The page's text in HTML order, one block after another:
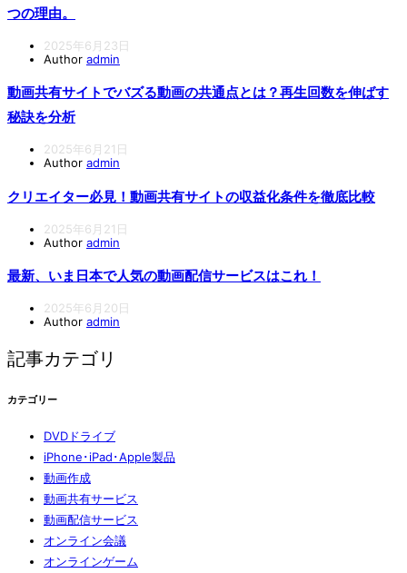
つの理由。
2025年6月23日
Author admin
動画共有サイトでバズる動画の共通点とは？再生回数を伸ばす
秘訣を分析
2025年6月21日
Author admin
クリエイター必見！動画共有サイトの収益化条件を徹底比較
2025年6月21日
Author admin
最新、いま日本で人気の動画配信サービスはこれ！
2025年6月20日
Author admin
記事カテゴリ
カテゴリー
DVDドライブ
iPhone･iPad･Apple製品
動画作成
動画共有サービス
動画配信サービス
オンライン会議
オンラインゲーム